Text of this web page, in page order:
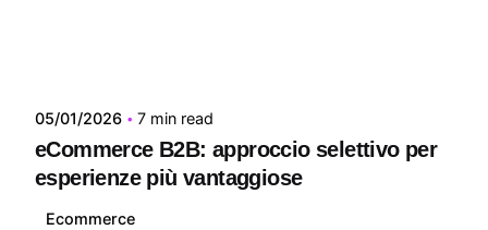
05/01/2026 7 min read
eCommerce B2B: approccio selettivo per
esperienze più vantaggiose
Ecommerce